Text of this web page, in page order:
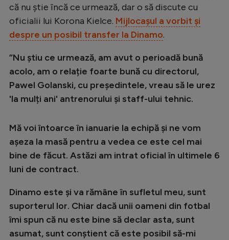
că nu știe încă ce urmează, dar o să discute cu
oficialii lui Korona Kielce. Mijlocașul a vorbit și
despre un posibil transfer la Dinamo.
”Nu știu ce urmează, am avut o perioadă bună
acolo, am o relație foarte bună cu directorul,
Pawel Golanski, cu președintele, vreau să le urez
'la mulți ani' antrenorului și staff-ului tehnic.
Mă voi întoarce în ianuarie la echipă și ne vom
așeza la masă pentru a vedea ce este cel mai
bine de făcut. Astăzi am intrat oficial în ultimele 6
luni de contract.
Dinamo este și va rămâne în sufletul meu, sunt
suporterul lor. Chiar dacă unii oameni din fotbal
îmi spun că nu este bine să declar asta, sunt
asumat, sunt conștient că este posibil să-mi